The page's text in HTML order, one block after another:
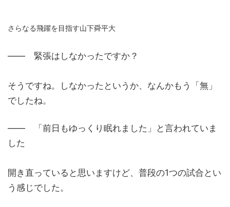
さらなる飛躍を目指す山下舜平大
―― 緊張はしなかったですか？
そうですね。しなかったというか、なんかもう「無」
でしたね。
―― 「前日もゆっくり眠れました」と言われていま
した
開き直っていると思いますけど、普段の1つの試合とい
う感じでした。